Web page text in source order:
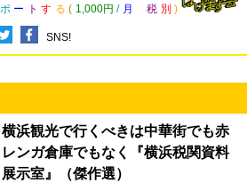
ポ ー ト す る ( 1,000円 / 月 税 別 )
SNS!
横浜観光で行くべきは中華街でも赤
レンガ倉庫でもなく『横浜税関資料
展示室』（傑作選）